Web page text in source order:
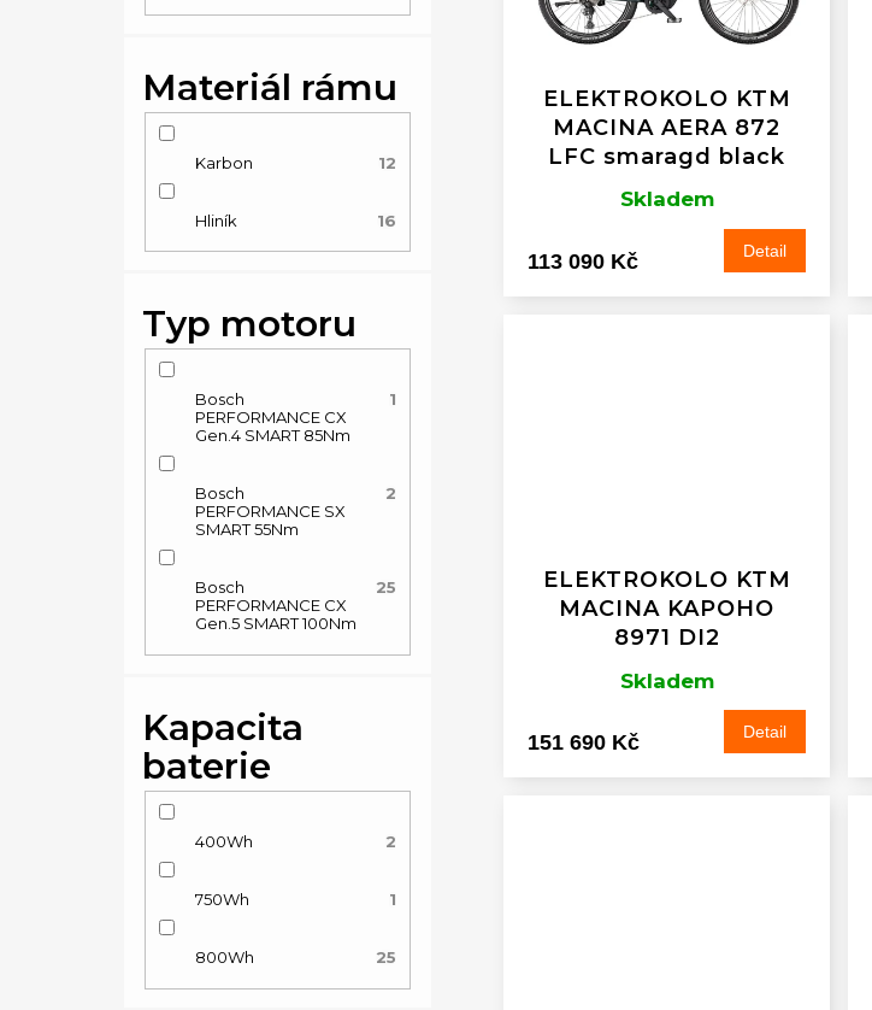
Materiál rámu
Karbon 12
Hliník 16
Typ motoru
Bosch
PERFORMANCE CX
Gen.4 SMART 85Nm
1
Bosch
PERFORMANCE SX
SMART 55Nm
2
Bosch
PERFORMANCE CX
Gen.5 SMART 100Nm
25
Kapacita
baterie
400Wh 2
750Wh 1
800Wh 25
ELEKTROKOLO KTM
MACINA AERA 872
LFC smaragd black
Skladem
113 090 Kč Detail
ELEKTROKOLO KTM
MACINA KAPOHO
8971 DI2
Skladem
151 690 Kč Detail